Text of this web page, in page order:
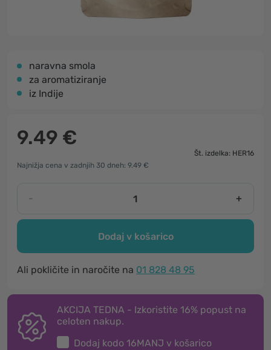
naravna smola
za aromatiziranje
iz Indije
9.49 €
Št. izdelka: HER16
Najnižja cena v zadnjih 30 dneh: 9.49 €
- +
Dodaj v košarico
Ali pokličite in naročite na 01 828 48 95
AKCIJA TEDNA - Izkoristite 16% popust na
celoten nakup.
Dodaj kodo 16MANJ v košarico